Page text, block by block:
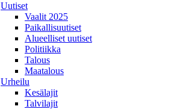
Uutiset
Vaalit 2025
Paikallisuutiset
Alueelliset uutiset
Politiikka
Talous
Maatalous
Urheilu
Kesälajit
Talvilajit